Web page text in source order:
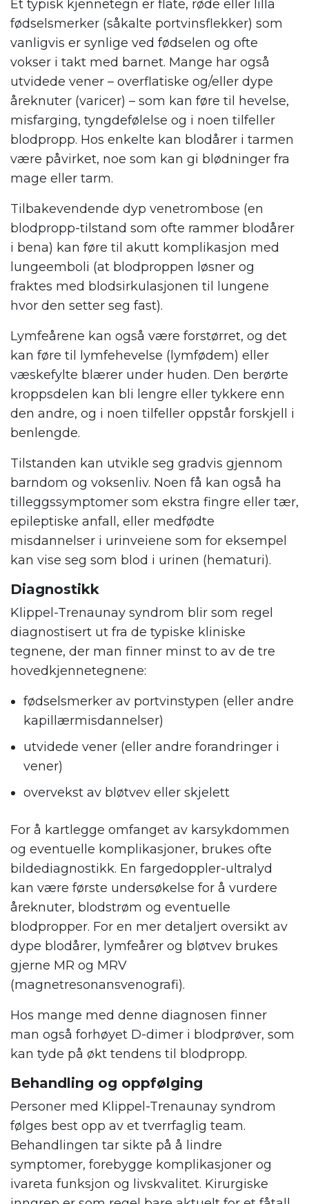
Et typisk kjennetegn er flate, røde eller lilla
fødselsmerker (såkalte portvinsflekker) som
vanligvis er synlige ved fødselen og ofte
vokser i takt med barnet. Mange har også
utvidede vener – overflatiske og/eller dype
åreknuter (varicer) – som kan føre til hevelse,
misfarging, tyngdefølelse og i noen tilfeller
blodpropp. Hos enkelte kan blodårer i tarmen
være påvirket, noe som kan gi blødninger fra
mage eller tarm.
Tilbakevendende dyp venetrombose (en
blodpropp-tilstand som ofte rammer blodårer
i bena) kan føre til akutt komplikasjon med
lungeemboli (at blodproppen løsner og
fraktes med blodsirkulasjonen til lungene
hvor den setter seg fast).
Lymfeårene kan også være forstørret, og det
kan føre til lymfehevelse (lymfødem) eller
væskefylte blærer under huden. Den berørte
kroppsdelen kan bli lengre eller tykkere enn
den andre, og i noen tilfeller oppstår forskjell i
benlengde.
Tilstanden kan utvikle seg gradvis gjennom
barndom og voksenliv. Noen få kan også ha
tilleggssymptomer som ekstra fingre eller tær,
epileptiske anfall, eller medfødte
misdannelser i urinveiene som for eksempel
kan vise seg som blod i urinen (hematuri).
Diagnostikk
Klippel-Trenaunay syndrom blir som regel
diagnostisert ut fra de typiske kliniske
tegnene, der man finner minst to av de tre
hovedkjennetegnene:
fødselsmerker av portvinstypen (eller andre
kapillærmisdannelser)
utvidede vener (eller andre forandringer i
vener)
overvekst av bløtvev eller skjelett
For å kartlegge omfanget av karsykdommen
og eventuelle komplikasjoner, brukes ofte
bildediagnostikk. En fargedoppler-ultralyd
kan være første undersøkelse for å vurdere
åreknuter, blodstrøm og eventuelle
blodpropper. For en mer detaljert oversikt av
dype blodårer, lymfeårer og bløtvev brukes
gjerne MR og MRV
(magnetresonansvenografi).
Hos mange med denne diagnosen finner
man også forhøyet D-dimer i blodprøver, som
kan tyde på økt tendens til blodpropp.
Behandling og oppfølging
Personer med Klippel-Trenaunay syndrom
følges best opp av et tverrfaglig team.
Behandlingen tar sikte på å lindre
symptomer, forebygge komplikasjoner og
ivareta funksjon og livskvalitet. Kirurgiske